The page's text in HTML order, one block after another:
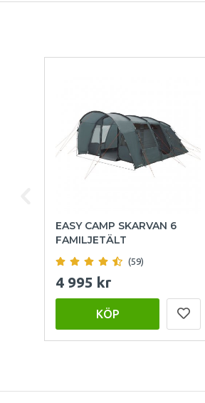
EASY CAMP SKARVAN 6
FAMILJETÄLT
(59)
4 995 kr
KÖP